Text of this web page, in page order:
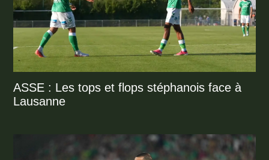
ASSE : Les tops et flops stéphanois face à
Lausanne